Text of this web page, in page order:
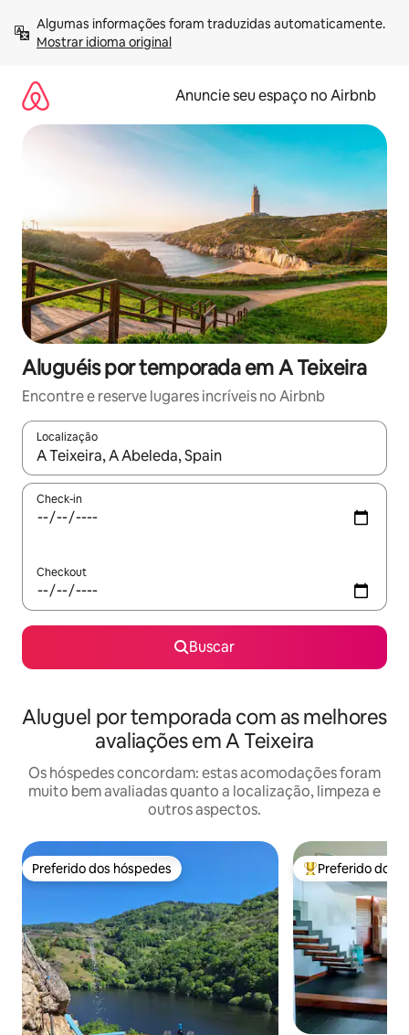
para
Mostrar idioma original
Anuncie seu espaço no Airbnb
Aluguéis por temporada em A Teixeira
Encontre e reserve lugares incríveis no Airbnb
Localização
Quando os resultados estiverem disponíveis, explore-os
Check-in
Checkout
Buscar
Aluguel por temporada com as melhores
avaliações em A Teixeira
Os hóspedes concordam: estas acomodações foram
muito bem avaliadas quanto a localização, limpeza e
outros aspectos.
Preferido dos hóspedes
Preferido dos hóspedes Entre os
Preferido dos